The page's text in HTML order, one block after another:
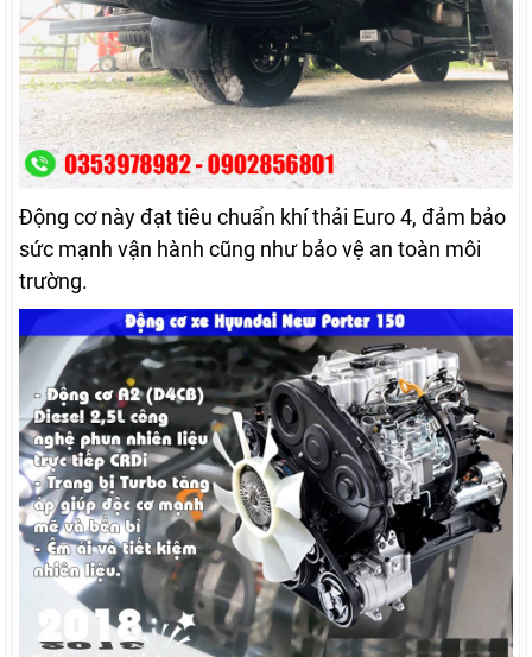
Động cơ này đạt tiêu chuẩn khí thải Euro 4, đảm bảo
sức mạnh vận hành cũng như bảo vệ an toàn môi
trường.